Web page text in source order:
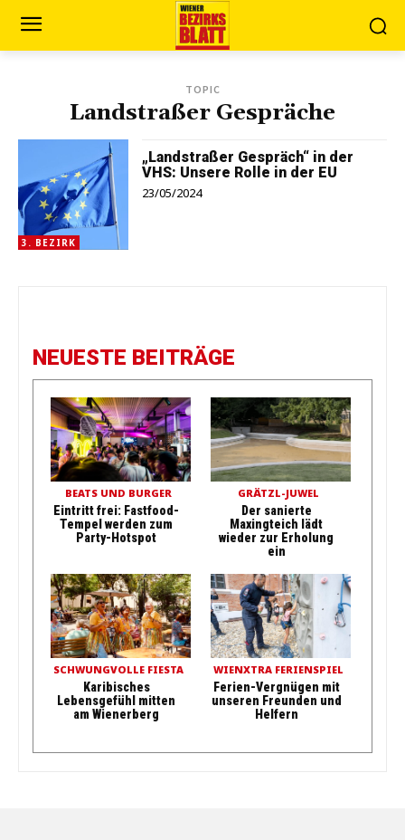
TOPIC
Landstraßer Gespräche
3. BEZIRK
„Landstraßer Gespräch“ in der
VHS: Unsere Rolle in der EU
23/05/2024
NEUESTE BEITRÄGE
BEATS UND BURGER
Eintritt frei: Fastfood-
Tempel werden zum
Party-Hotspot
GRÄTZL-JUWEL
Der sanierte
Maxingteich lädt
wieder zur Erholung
ein
SCHWUNGVOLLE FIESTA
Karibisches
Lebensgefühl mitten
am Wienerberg
WIENXTRA FERIENSPIEL
Ferien-Vergnügen mit
unseren Freunden und
Helfern